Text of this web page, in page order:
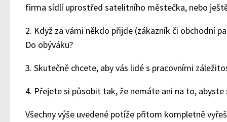
firma sídlí uprostřed satelitního městečka, nebo
2. Když za vámi někdo přijde (zákazník či obchodní
Do obýváku?
3. Skutečně chcete, aby vás lidé s pracovními
4. Přejete si působit tak, že nemáte ani na to, abyste
Všechny výše uvedené potíže přitom kompletně